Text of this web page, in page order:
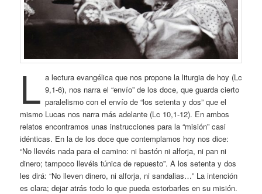
L a lectura evangélica que nos propone la liturgia de hoy (Lc
9,1-6), nos narra el “envío” de los doce, que guarda cierto
paralelismo con el envío de “los setenta y dos” que el
mismo Lucas nos narra más adelante (Lc 10,1-12). En ambos
relatos encontramos unas instrucciones para la “misión” casi
idénticas. En la de los doce que contemplamos hoy nos dice:
“No llevéis nada para el camino: ni bastón ni alforja, ni pan ni
dinero; tampoco llevéis túnica de repuesto”. A los setenta y dos
les dirá: “No lleven dinero, ni alforja, ni sandalias…” La intención
es clara; dejar atrás todo lo que pueda estorbarles en su misión.